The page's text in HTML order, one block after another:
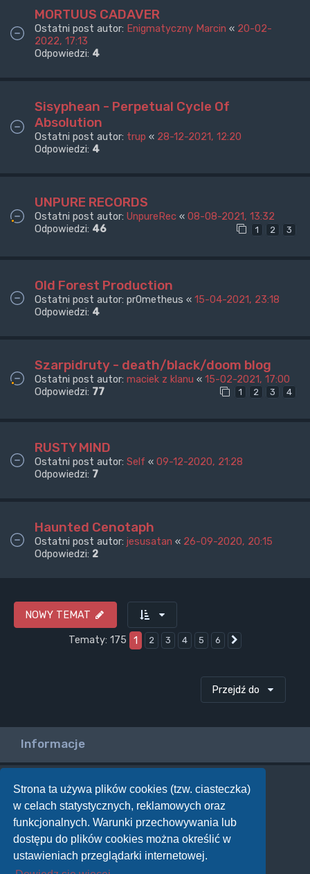
Strona ta używa plików cookies (tzw. ciasteczka)
w celach statystycznych, reklamowych oraz
funkcjonalnych. Warunki przechowywania lub
dostępu do plików cookies można określić w
ustawieniach przeglądarki internetowej.
MORTUUS CADAVER
Ostatni post autor: Enigmatyczny Marcin « 20-02-
2022, 17:13
Odpowiedzi: 4
Sisyphean - Perpetual Cycle Of
Absolution
Ostatni post autor: trup « 28-12-2021, 12:20
Odpowiedzi: 4
UNPURE RECORDS
Ostatni post autor: UnpureRec « 08-08-2021, 13:32
Odpowiedzi: 46 1 2 3
Old Forest Production
Ostatni post autor: pr0metheus « 15-04-2021, 23:18
Odpowiedzi: 4
Szarpidruty - death/black/doom blog
Ostatni post autor: maciek z klanu « 15-02-2021, 17:00
Odpowiedzi: 77 1 2 3 4
RUSTY MIND
Ostatni post autor: Self « 09-12-2020, 21:28
Odpowiedzi: 7
Haunted Cenotaph
Ostatni post autor: jesusatan « 26-09-2020, 20:15
Odpowiedzi: 2
NOWY TEMAT
Tematy: 175
1 2 3 4 5 6
Przejdź do
Informacje
Twoje uprawnienia na tym forum
Nie możesztworzyć nowych tematów
Nie możeszodpowiadać w tematach
Nie możeszzmieniać swoich postów
Nie możesz
usuwać swoich postów
Nie możesz dodawać załączników